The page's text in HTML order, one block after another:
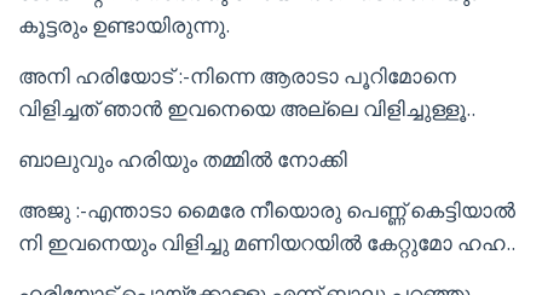
കൂട്ടരും ഉണ്ടായിരുന്നു.
അനി ഹരിയോട് :-നിന്നെ ആരാടാ പൂറിമോനെ
വിളിച്ചത് ഞാൻ ഇവനെയെ അല്ലെ വിളിച്ചുള്ളൂ..
ബാലുവും ഹരിയും തമ്മിൽ നോക്കി
അജു :-എന്താടാ മൈരേ നീയൊരു പെണ്ണ് കെട്ടിയാൽ
നി ഇവനെയും വിളിച്ചു മണിയറയിൽ കേറ്റുമോ ഹഹ..